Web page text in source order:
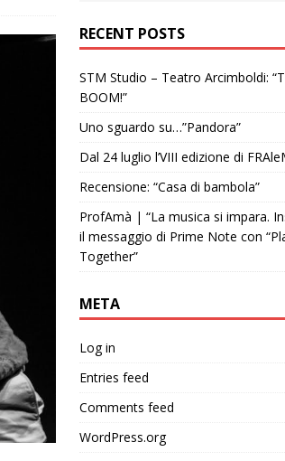
RECENT POSTS
STM Studio – Teatro Arcimboldi:
BOOM!”
Uno sguardo su…”Pandora”
Dal 24 luglio l’VIII edizione di
Recensione: “Casa di bambola”
ProfAmà | “La musica si impara.
il messaggio di Prime Note con
Together”
META
Log in
Entries feed
Comments feed
WordPress.org